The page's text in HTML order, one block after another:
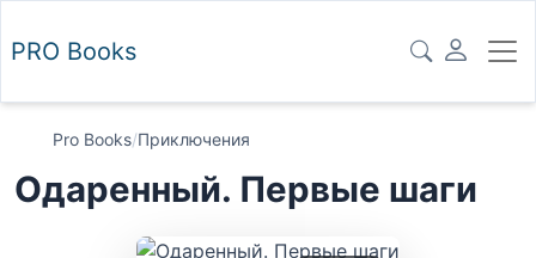
PRO Books
Pro Books/Приключения
Одаренный. Первые шаги